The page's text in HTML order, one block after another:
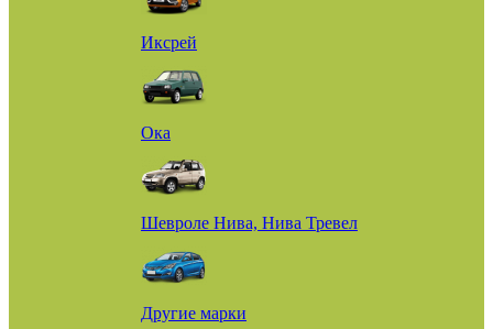
Иксрей
Ока
Шевроле Нива, Нива Тревел
Другие марки